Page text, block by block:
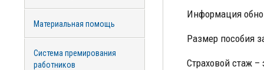
Информация
Размер пособия
Страховой стаж
Материальная помощь
Система премирования
работников